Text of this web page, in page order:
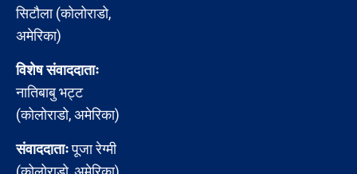
सिटौला (कोलोराडो,
अमेरिका)
विशेष संवाददाताः
नातिबाबु भट्ट
(कोलोराडो, अमेरिका)
संवाददाताःपूजा रेग्मी